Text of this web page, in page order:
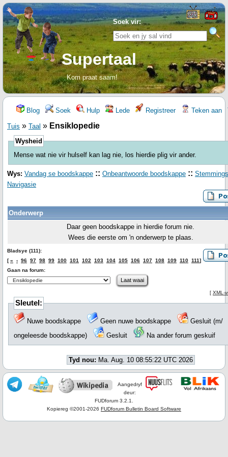
Soek vir:
Supertaal
Kom praat saam!
Blog Soek Hulp Lede Registreer Teken aan
Tuis » Taal » Ensiklopedie
Wysheid
Mense wat nie vir hulself kan lag nie, los hierdie plig vir ander.
Wys: Vandag se boodskappe :: Onbeantwoorde boodskappe :: Stemmings
Navigasie
Onderwerp
Daar geen boodskappe in hierdie forum nie.
Wees die eerste om 'n onderwerp te plaas.
Bladsye (111):
[« ‹ 96 97 98 99 100 101 102 103 104 105 106 107 108 109 110 111]
Gaan na forum:
[ XML-
Sleutel:
Nuwe boodskappe Geen nuwe boodskappe
Gesluit (m/
ongeleesde boodskappe)
Gesluit Na ander forum geskuif
Tyd nou: Ma. Aug. 10 08:55:22 UTC 2026
Aangedryf
deur:
FUDforum 3.2.1.
Kopiereg ©2001-2026 FUDforum Bulletin Board Software